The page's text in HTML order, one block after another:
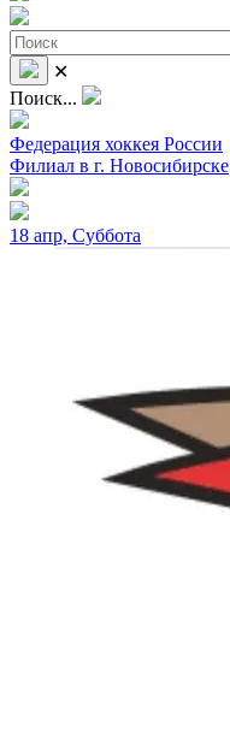
✕
Поиск...
Федерация хоккея России
Филиал в г. Новосибирске
18 апр, Суббота